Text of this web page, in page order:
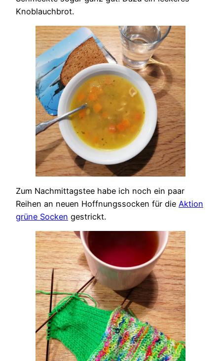
Knoblauchbrot.
Zum Nachmittagstee habe ich noch ein paar
Reihen an neuen Hoffnungssocken für die Aktion
grüne Socken gestrickt.